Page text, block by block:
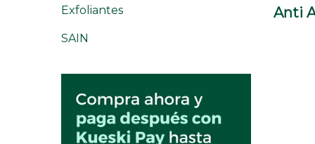
Exfoliantes
SAIN
+
Anti